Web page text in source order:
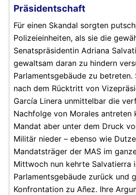
Präsidentschaft
Für einen Skandal sorgten
Polizeieinheiten, als sie die
Senatspräsidentin Adriana
gewaltsam daran zu hindern
Parlamentsgebäude zu
nach dem Rücktritt von
García Linera unmittelbar die
Nachfolge von Morales antreten
Mandat aber unter dem Druck
Militär nieder – ebenso wie
Mandatsträger der MAS im
Mittwoch nun kehrte Salvatierra
Parlamentsgebäude zurück und
Konfrontation zu Añez. Ihre